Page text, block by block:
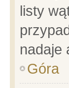
listy
nadaje
Góra